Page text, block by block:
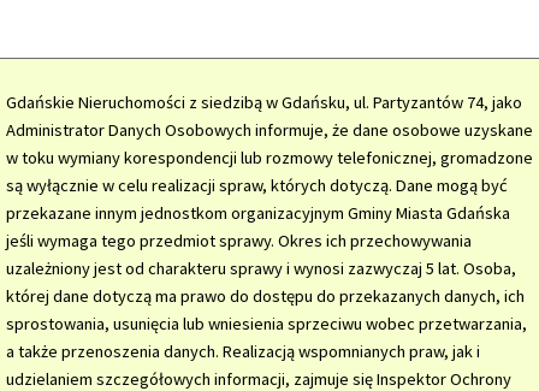
Gdańskie Nieruchomości z siedzibą w Gdańsku, ul. Partyzantów 74, jako
Administrator Danych Osobowych informuje, że dane osobowe uzyskane
w toku wymiany korespondencji lub rozmowy telefonicznej, gromadzone
są wyłącznie w celu realizacji spraw, których dotyczą. Dane mogą być
przekazane innym jednostkom organizacyjnym Gminy Miasta Gdańska
jeśli wymaga tego przedmiot sprawy. Okres ich przechowywania
uzależniony jest od charakteru sprawy i wynosi zazwyczaj 5 lat. Osoba,
której dane dotyczą ma prawo do dostępu do przekazanych danych, ich
sprostowania, usunięcia lub wniesienia sprzeciwu wobec przetwarzania,
a także przenoszenia danych. Realizacją wspomnianych praw, jak i
udzielaniem szczegółowych informacji, zajmuje się Inspektor Ochrony